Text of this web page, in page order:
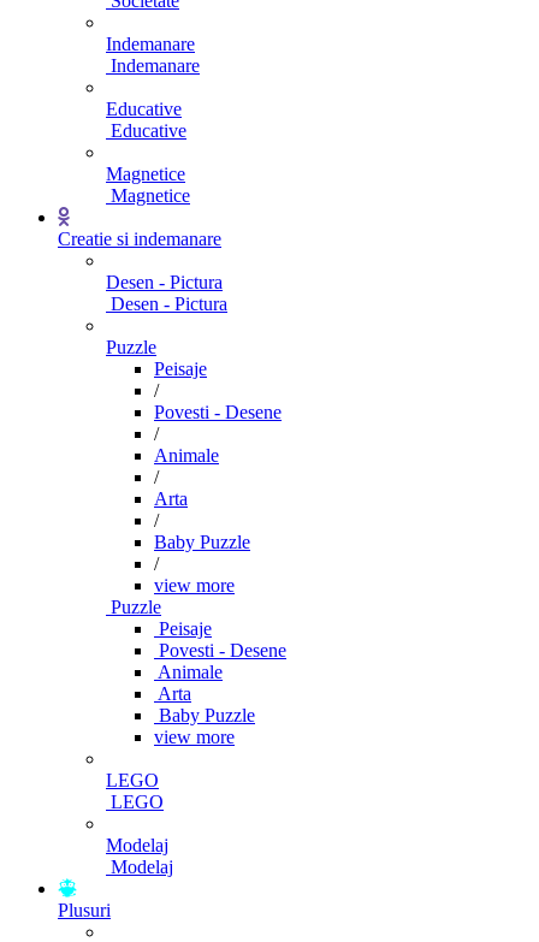
Indemanare
Indemanare
Educative
Educative
Magnetice
Magnetice
Creatie si indemanare
Desen - Pictura
Desen - Pictura
Puzzle
Peisaje
/
Povesti - Desene
/
Animale
/
Arta
/
Baby Puzzle
/
view more
Puzzle
Peisaje
Povesti - Desene
Animale
Arta
Baby Puzzle
view more
LEGO
LEGO
Modelaj
Modelaj
Plusuri